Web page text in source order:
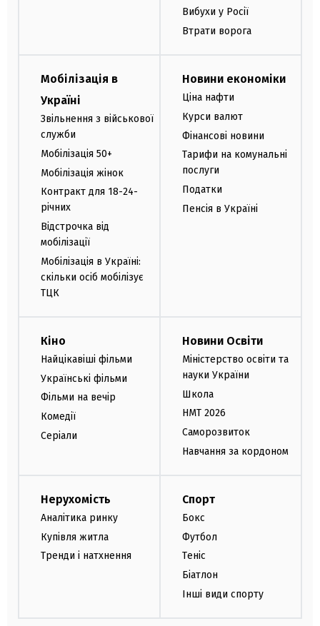
Вибухи у Росії
Втрати ворога
Мобілізація в
Україні
Звільнення з військової
служби
Мобілізація 50+
Мобілізація жінок
Контракт для 18-24-
річних
Відстрочка від
мобілізації
Мобілізація в Україні:
скільки осіб мобілізує
ТЦК
Новини економіки
Ціна нафти
Курси валют
Фінансові новини
Тарифи на комунальні
послуги
Податки
Пенсія в Україні
Кіно
Найцікавіші фільми
Українські фільми
Фільми на вечір
Комедії
Серіали
Новини Освіти
Міністерство освіти та
науки України
Школа
НМТ 2026
Саморозвиток
Навчання за кордоном
Нерухомість
Аналітика ринку
Купівля житла
Тренди і натхнення
Спорт
Бокс
Футбол
Теніс
Біатлон
Інші види спорту